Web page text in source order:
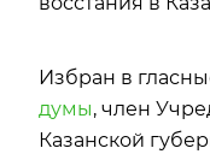
Избран в
думы, член
Казанской